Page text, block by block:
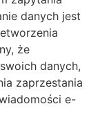
danych jest
że
danych,
zaprzestania
e-